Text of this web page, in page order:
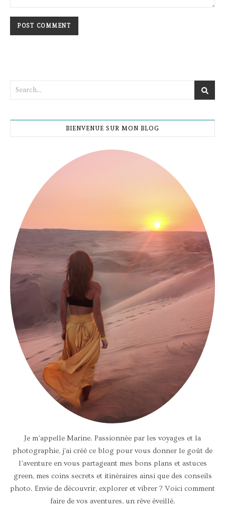
BIENVENUE SUR MON BLOG
Je m’appelle Marine. Passionnée par les voyages et la
photographie, j'ai créé ce blog pour vous donner le goût de
l’aventure en vous partageant mes bons plans et astuces
green, mes coins secrets et itinéraires ainsi que des conseils
photo. Envie de découvrir, explorer et vibrer ? Voici comment
faire de vos aventures, un rêve éveillé.